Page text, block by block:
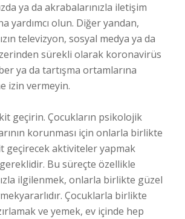
ya da akrabalarınızla iletişim
yardımcı olun. Diğer yandan,
televizyon, sosyal medya ya da
sürekli olarak koronavirüs
ya da tartışma ortamlarına
izin vermeyin.
geçirin. Çocukların psikolojik
korunması için onlarla birlikte
geçirecek aktiviteler yapmak
Bu süreçte özellikle
ilgilenmek, onlarla birlikte güzel
Çocuklarla birlikte
ve yemek, ev içinde hep